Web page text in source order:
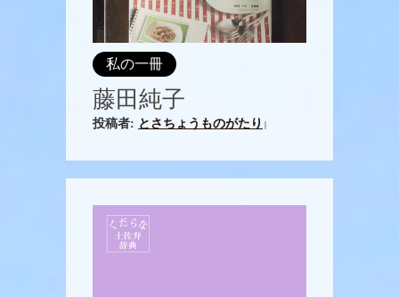
私の一冊
藤田純子
投稿者: とさちょうものがたり